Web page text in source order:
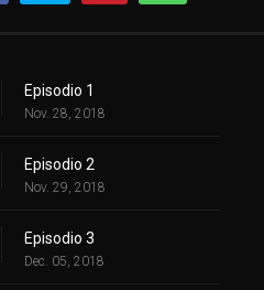
Episodio 1
Nov. 28, 2018
Episodio 2
Nov. 29, 2018
Episodio 3
Dec. 05, 2018